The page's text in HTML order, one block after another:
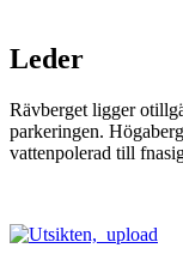
Leder
Rävberget ligger
parkeringen.
vattenpolerad till